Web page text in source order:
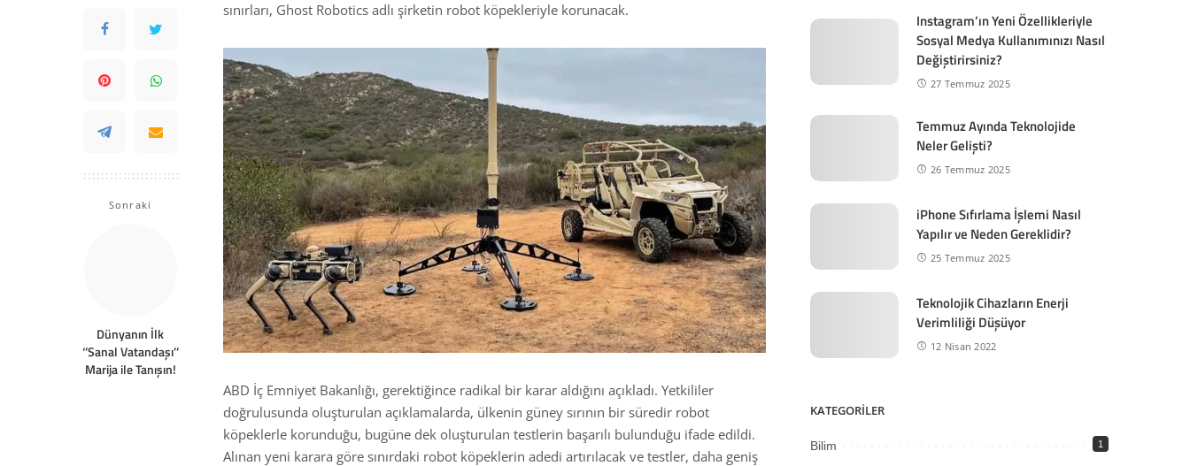
Sonraki
Dünyanın İlk
‘’Sanal Vatandaşı’’
Marija ile Tanışın!
sınırları, Ghost Robotics adlı şirketin robot köpekleriyle korunacak.
ABD İç Emniyet Bakanlığı, gerektiğince radikal bir karar aldığını açıkladı. Yetkililer
doğrulusunda oluşturulan açıklamalarda, ülkenin güney sırının bir süredir robot
köpeklerle korunduğu, bugüne dek oluşturulan testlerin başarılı bulunduğu ifade edildi.
Alınan yeni karara göre sınırdaki robot köpeklerin adedi artırılacak ve testler, daha geniş
Instagram’ın Yeni Özellikleriyle
Sosyal Medya Kullanımınızı Nasıl
Değiştirirsiniz?
27 Temmuz 2025
Temmuz Ayında Teknolojide
Neler Gelişti?
26 Temmuz 2025
iPhone Sıfırlama İşlemi Nasıl
Yapılır ve Neden Gereklidir?
25 Temmuz 2025
Teknolojik Cihazların Enerji
Verimliliği Düşüyor
12 Nisan 2022
KATEGORİLER
Bilim 1